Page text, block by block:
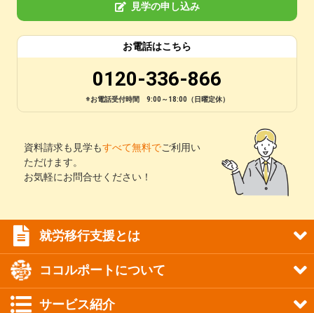
見学の申し込み
お電話はこちら
0120-336-866
※お電話受付時間 9:00～18:00（日曜定休）
資料請求も見学もすべて無料でご利用い
ただけます。
お気軽にお問合せください！
就労移行支援とは
ココルポートについて
サービス紹介